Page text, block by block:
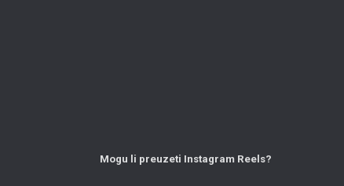
Mogu li preuzeti Instagram Reels?